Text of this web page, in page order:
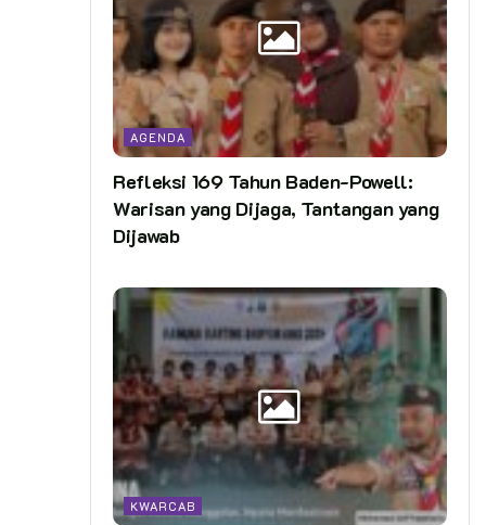
AGENDA
Refleksi 169 Tahun Baden-Powell:
Warisan yang Dijaga, Tantangan yang
Dijawab
KWARCAB